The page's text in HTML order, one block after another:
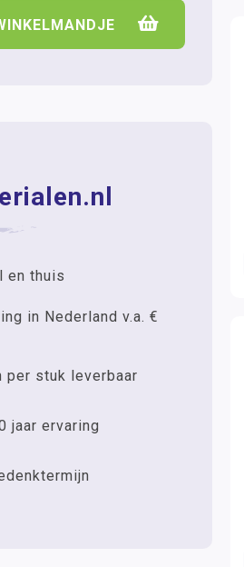
en thuis
in Nederland v.a. €
per stuk leverbaar
jaar ervaring